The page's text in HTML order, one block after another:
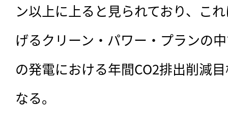
ン以上に上ると見られており、こ
げるクリーン・パワー・プランの
の発電における年間CO2排出削減
なる。